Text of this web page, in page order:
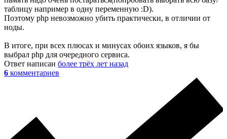
таблицу например в одну переменную :D).
Поэтому php невозможно убить практически, в отличии от
ноды.
В итоге, при всех плюсах и минусах обоих языков, я бы
выбрал php для очередного сервиса.
Ответ написан более трёх лет назад
6 комментариев